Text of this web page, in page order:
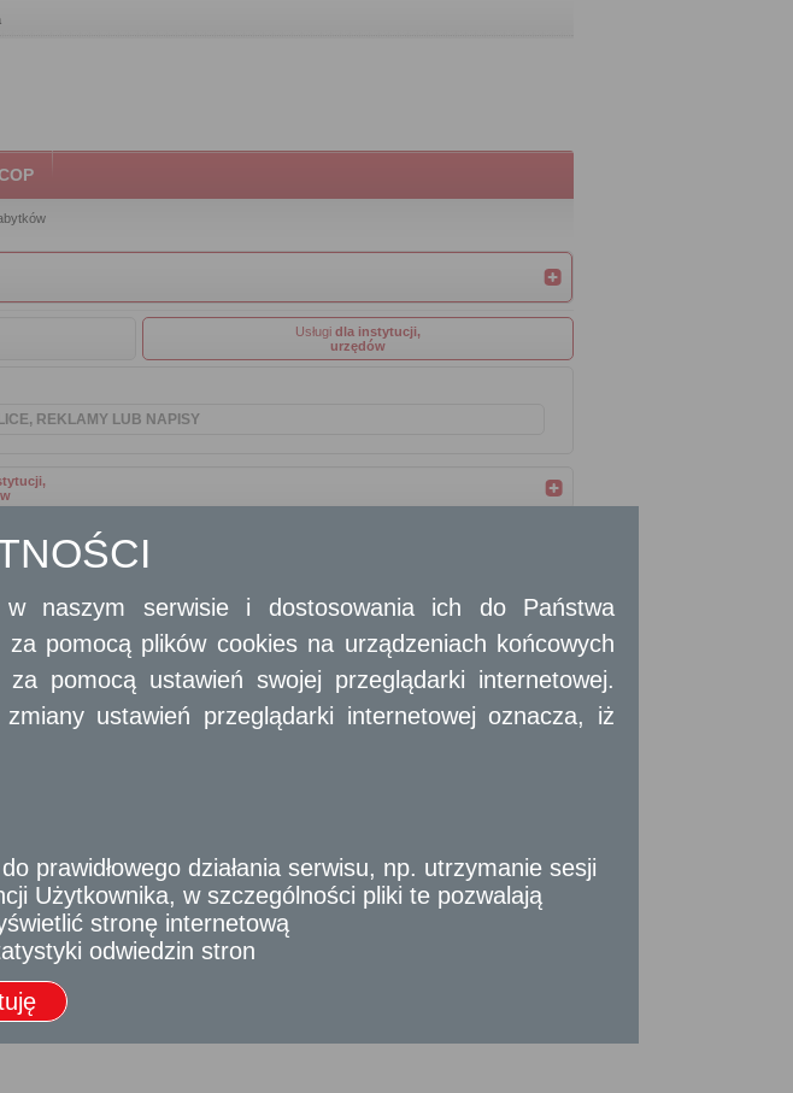
Usługi dla instytucji,
urzędów
REKLAMY LUB NAPISY
w ramach Regionalnego Programu Operacyjnego Województwa Mazowieckiego
naszym serwisie i dostosowania ich do Państwa
pomocą plików cookies na urządzeniach końcowych
pomocą ustawień swojej przeglądarki internetowej.
ustawień przeglądarki internetowej oznacza, iż
prawidłowego działania serwisu, np. utrzymanie sesji
Użytkownika, w szczególności pliki te pozwalają
stronę internetową
odwiedzin stron